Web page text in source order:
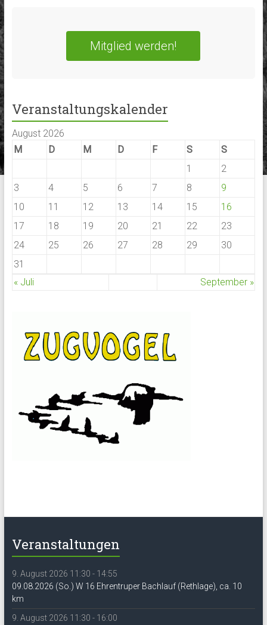
Mitglied werden!
Veranstaltungskalender
August 2026
M
D M D F S
S
1
2
3
4 5 6 7 8
9
10
11 12 13 14 15
16
17
18 19 20 21 22
23
24
25 26 27 28 29
30
31
« Juli
September »
Veranstaltungen
9. August 2026 11:30 - 14:55
09.08.2026 (So.) W 16 Ehrentruper Bachlauf (Rethlage), ca. 10
km
9. August 2026 11:30 - 16:00